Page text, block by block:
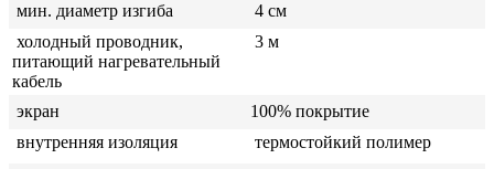
мин. диаметр изгиба
4 см
холодный проводник,
питающий нагревательный
кабель
3 м
экран
100% покрытие
внутренняя изоляция
термостойкий полимер